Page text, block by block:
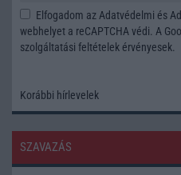
Elfogadom azAdatvédelmi és
webhelyet a reCAPTCHA védi. A
szolgáltatási feltételek érvényesek.
Korábbi hírlevelek
SZAVAZÁS